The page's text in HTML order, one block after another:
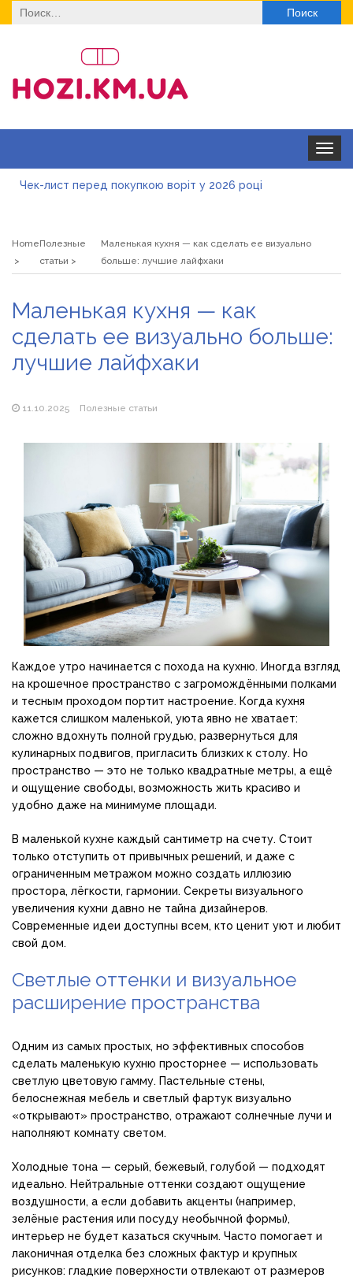
Найти:
Toggle
Чек-лист перед покупкою воріт у 2026 році
Як швидко отримати ліцензію на медичну практику:
типові помилки, відмова та як її уникнути
варіант
Натуральна косметика Хіларі для захисту шкіри від
сонця
Магазин паяльников: рейтинг лучших магазинов Украины
2026
HomeПолезные
статьи
Маленькая кухня — как сделать ее визуально
больше: лучшие лайфхаки
Маленькая кухня — как
сделать ее визуально больше:
лучшие лайфхаки
11.10.2025 Полезные статьи
Каждое утро начинается с похода на кухню. Иногда взгляд
на крошечное пространство с загромождёнными полками
и тесным проходом портит настроение. Когда кухня
кажется слишком маленькой, уюта явно не хватает:
сложно вдохнуть полной грудью, развернуться для
кулинарных подвигов, пригласить близких к столу. Но
пространство — это не только квадратные метры, а ещё
и ощущение свободы, возможность жить красиво и
удобно даже на минимуме площади.
В маленькой кухне каждый сантиметр на счету. Стоит
только отступить от привычных решений, и даже с
ограниченным метражом можно создать иллюзию
простора, лёгкости, гармонии. Секреты визуального
увеличения кухни давно не тайна дизайнеров.
Современные идеи доступны всем, кто ценит уют и любит
свой дом.
Светлые оттенки и визуальное
расширение пространства
Одним из самых простых, но эффективных способов
сделать маленькую кухню просторнее — использовать
светлую цветовую гамму. Пастельные стены,
белоснежная мебель и светлый фартук визуально
«открывают» пространство, отражают солнечные лучи и
наполняют комнату светом.
Холодные тона — серый, бежевый, голубой — подходят
идеально. Нейтральные оттенки создают ощущение
воздушности, а если добавить акценты (например,
зелёные растения или посуду необычной формы),
интерьер не будет казаться скучным. Часто помогает и
лаконичная отделка без сложных фактур и крупных
рисунков: гладкие поверхности отвлекают от размеров